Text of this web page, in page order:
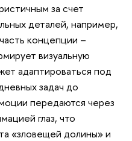
за счет
деталей, например,
концепции –
визуальную
адаптироваться под
задач до
передаются через
глаз, что
«зловещей долины» и